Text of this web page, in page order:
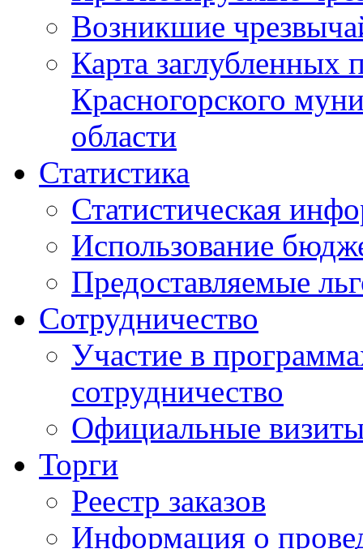
Возникшие
Карта
Красногорского
области
Статистика
Статистическая
Использование
Предоставляемые
Сотрудничество
Участие в
сотрудничество
Официальные
Торги
Реестр заказов
Информация о